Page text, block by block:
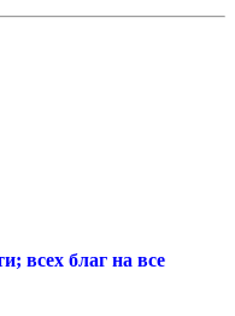
всех благ на все